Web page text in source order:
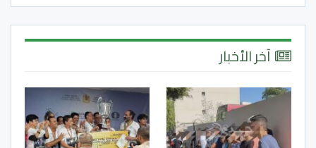
آخر الأخبار